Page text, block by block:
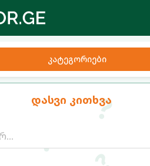
კატეგორიები
დასვი კითხვა